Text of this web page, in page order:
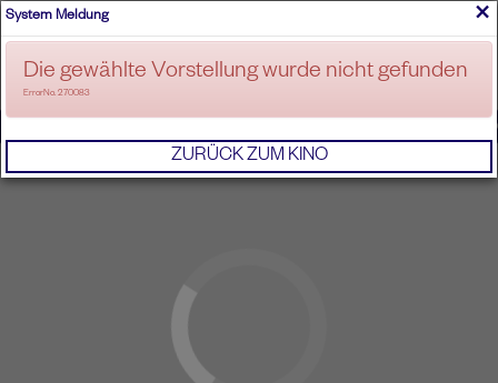
ANMELDEN
×
System Meldung
Die gewählte Vorstellung wurde nicht gefunden
ErrorNo. 270083
ZURÜCK ZUM KINO